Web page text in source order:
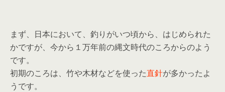
まず、日本において、釣りがいつ頃から、はじめられた
かですが、今から１万年前の縄文時代のころからのよう
です。
初期のころは、竹や木材などを使った直針が多かったよ
うです。